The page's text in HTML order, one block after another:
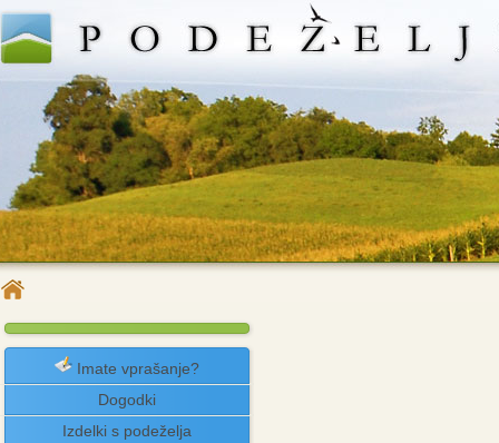
Imate vprašanje?
Dogodki
Izdelki s podeželja